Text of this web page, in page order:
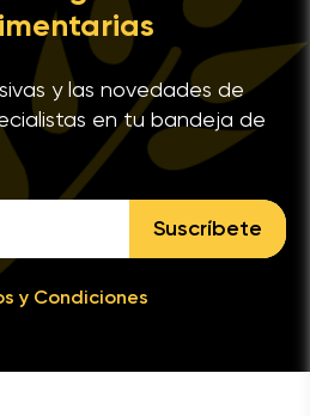
y las novedades de
en tu bandeja de
Suscríbete
y Condiciones